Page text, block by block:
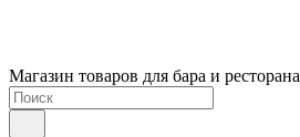
Магазин товаров для бара и ресторана